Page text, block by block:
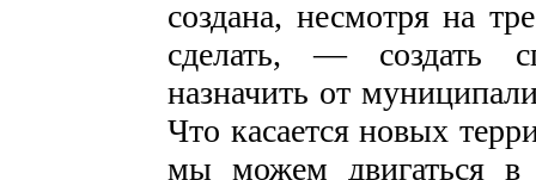
создана, несмотря на
сделать, — создать
назначить от
Что касается новых
мы можем двигаться в